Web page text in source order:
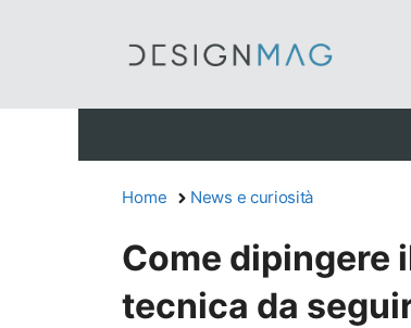
Home News e curiosità
Come dipingere
tecnica da